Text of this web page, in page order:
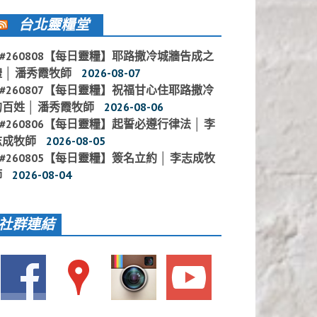
台北靈糧堂
#260808【每日靈糧】耶路撒冷城牆告成之
│ 潘秀霞牧師
2026-08-07
#260807【每日靈糧】祝福甘心住耶路撒冷
姓 │ 潘秀霞牧師
2026-08-06
#260806【每日靈糧】起誓必遵行律法 │ 李
牧師
2026-08-05
#260805【每日靈糧】簽名立約 │ 李志成牧
2026-08-04
群連結